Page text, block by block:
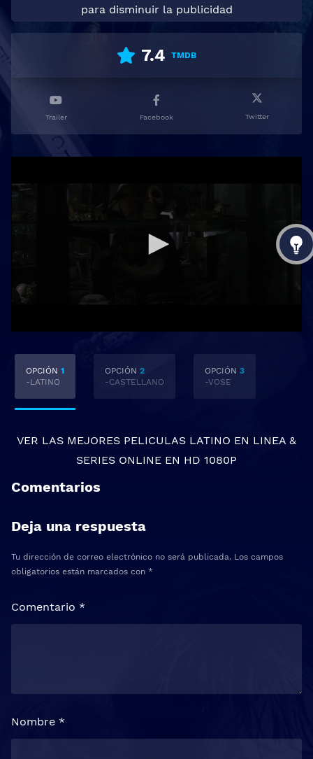
para disminuir la publicidad
7.4 TMDB
Trailer Facebook Twitter
OPCIÓN 1
-LATINO
OPCIÓN 2
-CASTELLANO
OPCIÓN 3
-VOSE
VER LAS MEJORES PELICULAS LATINO EN LINEA &
SERIES ONLINE EN HD 1080P
Comentarios
Deja una respuesta
Tu dirección de correo electrónico no será publicada. Los campos
obligatorios están marcados con *
Comentario *
Nombre *